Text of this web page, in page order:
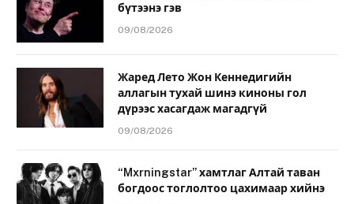
бүтээнэ гэв
09/08/2026
Жаред Лето Жон Кеннедигийн
аллагын тухай шинэ киноны гол
дүрээс хасагдаж магадгүй
09/08/2026
“Mxrningstar” хамтлаг Алтай таван
богдоос тоглолтоо цахимаар хийнэ